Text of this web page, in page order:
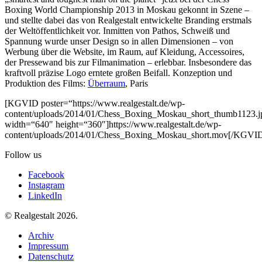
Boxing World Championship 2013 in Moskau gekonnt in Szene –
und stellte dabei das von Realgestalt entwickelte Branding erstmals
der Weltöffentlichkeit vor. Inmitten von Pathos, Schweiß und
Spannung wurde unser Design so in allen Dimensionen – von
Werbung über die Website, im Raum, auf Kleidung, Accessoires,
der Pressewand bis zur Filmanimation – erlebbar. Insbesondere das
kraftvoll präzise Logo erntete großen Beifall. Konzeption und
Produktion des Films: Überraum, Paris
[KGVID poster=“https://www.realgestalt.de/wp-
content/uploads/2014/01/
width=“640″ height=“360″]https://www.realgestalt.de/wp-
content/uploads/2014/01/Chess_Boxing_Moskau_short.mov[/
Follow us
Facebook
Instagram
LinkedIn
© Realgestalt 2026.
Archiv
Impressum
Datenschutz